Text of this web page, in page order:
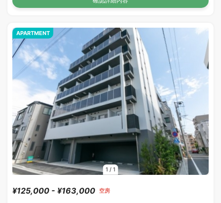
1 / 1
APARTMENT
¥125,000 - ¥163,000 空房